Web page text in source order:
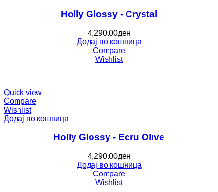
Holly Glossy - Crystal
4,290.00ден
Додај во кошница
Compare
Wishlist
Quick view
Compare
Wishlist
Додај во кошница
Holly Glossy - Ecru Olive
4,290.00ден
Додај во кошница
Compare
Wishlist